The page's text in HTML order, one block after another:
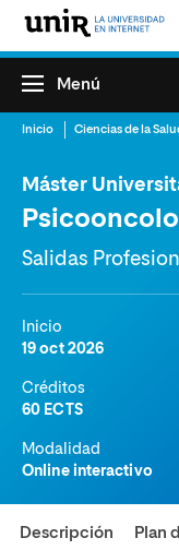
Menú
Inicio Ciencias de la
Máster
Salidas
Inicio
19 oct 2026
Créditos
60 ECTS
Modalidad
Online interactivo
Descripción Plan